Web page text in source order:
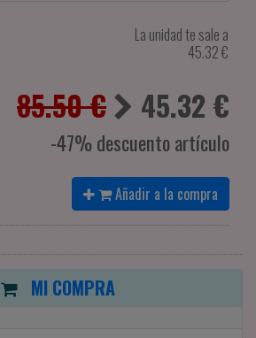
La unidad te sale a
45.32€
85.50 € 45.32 €
-47% descuento artículo
Añadir a la compra
MI COMPRA